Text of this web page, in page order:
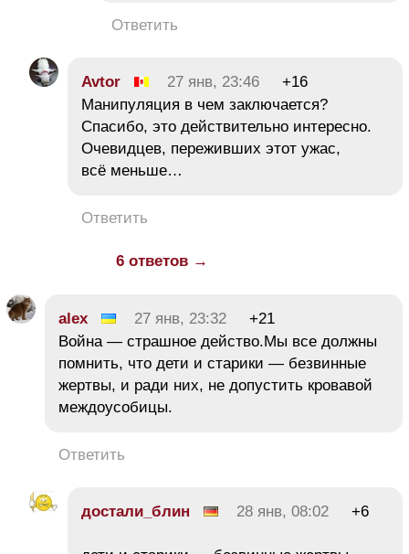
Ответить
Avtor 27 янв, 23:46
+16
Манипуляция в чем заключается?
Спасибо, это действительно интересно.
Очевидцев, переживших этот ужас,
всё меньше…
Ответить
6 ответов →
alex 27 янв, 23:32
+21
Война — страшное действо.Мы все должны
помнить, что дети и старики — безвинные
жертвы, и ради них, не допустить кровавой
междоусобицы.
Ответить
достали_блин 28 янв, 08:02 +6